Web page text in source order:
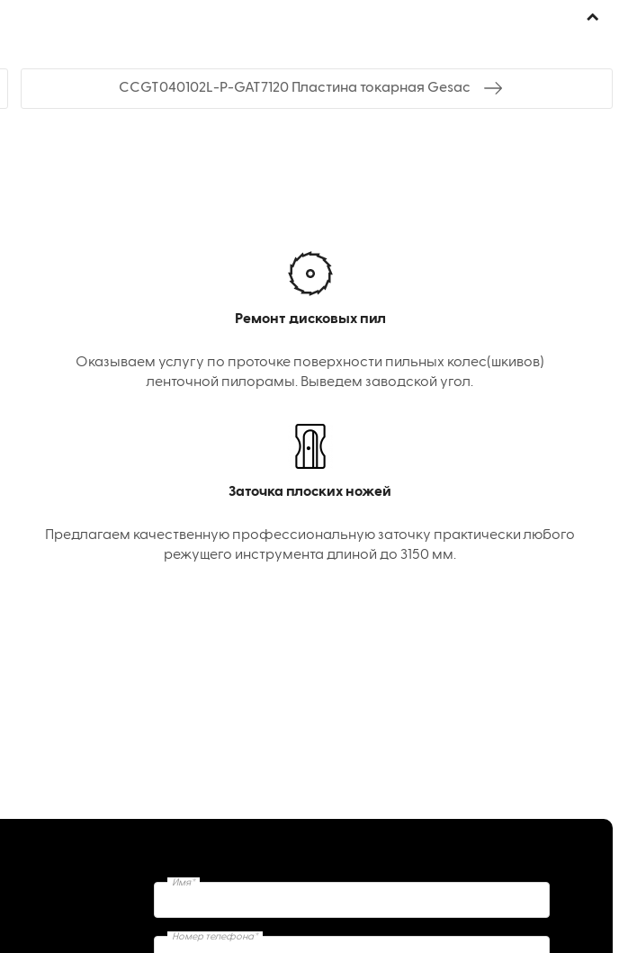
CCGT040102L-P-GAT7120 Пластина токарная Gesac
Ремонт дисковых пил
Оказываем услугу по проточке поверхности пильных колес(шкивов)
ленточной пилорамы. Выведем заводской угол.
Заточка плоских ножей
Предлагаем качественную профессиональную заточку практически любого
режущего инструмента длиной до 3150 мм.
Имя*
Номер телефона*